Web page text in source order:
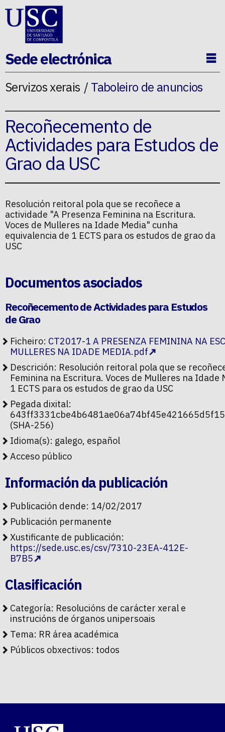
Ir ao contido da p�xina
Sede electrónica
Servizos xerais Taboleiro de anuncios
Recoñecemento de
Actividades para Estudos de
Grao da USC
Resolución reitoral pola que se recoñece a
actividade "A Presenza Feminina na Escritura.
Voces de Mulleres na Idade Media" cunha
equivalencia de 1 ECTS para os estudos de grao da
USC
Documentos asociados
Recoñecemento de Actividades para Estudos
de Grao
Ficheiro: CT2017-1 A PRESENZA FEMININA NA
MULLERES NA IDADE MEDIA.pdf
Descrición: Resolución reitoral pola que se
Feminina na Escritura. Voces de Mulleres na Idade
1 ECTS para os estudos de grao da USC
Pegada dixital:
(SHA-256)
Idioma(s): galego, español
Acceso público
Información da publicación
Publicación dende: 14/02/2017
Publicación permanente
Xustificante de publicación:
https://sede.usc.es/csv/7310-23EA-412E-
B7B5
Clasificación
Categoría: Resolucións de carácter xeral e
instrucións de órganos unipersoais
Tema: RR área académica
Públicos obxectivos: todos